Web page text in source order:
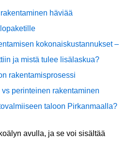
häviää
kokonaiskustannukset –
ja mistä tulee lisälaskua?
rakentamisprosessi
perinteinen rakentaminen
taloon Pirkanmaalla?
avulla, ja se voi sisältää